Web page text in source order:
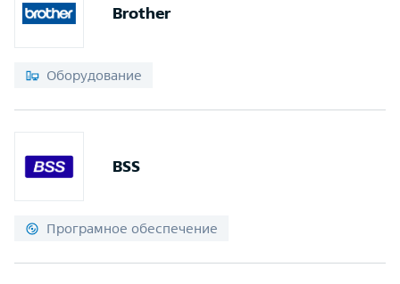
Brother
Оборудование
BSS
Програмное обеспечение